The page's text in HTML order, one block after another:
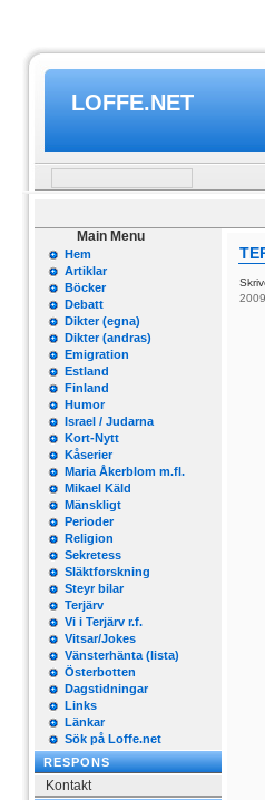
LOFFE.NET
Main Menu
Hem
Artiklar
Böcker
Debatt
Dikter (egna)
Dikter (andras)
Emigration
Estland
Finland
Humor
Israel / Judarna
Kort-Nytt
Kåserier
Maria Åkerblom m.fl.
Mikael Käld
Mänskligt
Perioder
Religion
Sekretess
Släktforskning
Steyr bilar
Terjärv
Vi i Terjärv r.f.
Vitsar/Jokes
Vänsterhänta (lista)
Österbotten
Dagstidningar
Links
Länkar
Sök på Loffe.net
RESPONS
Kontakt